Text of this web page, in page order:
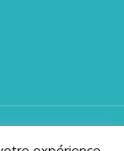
réservés